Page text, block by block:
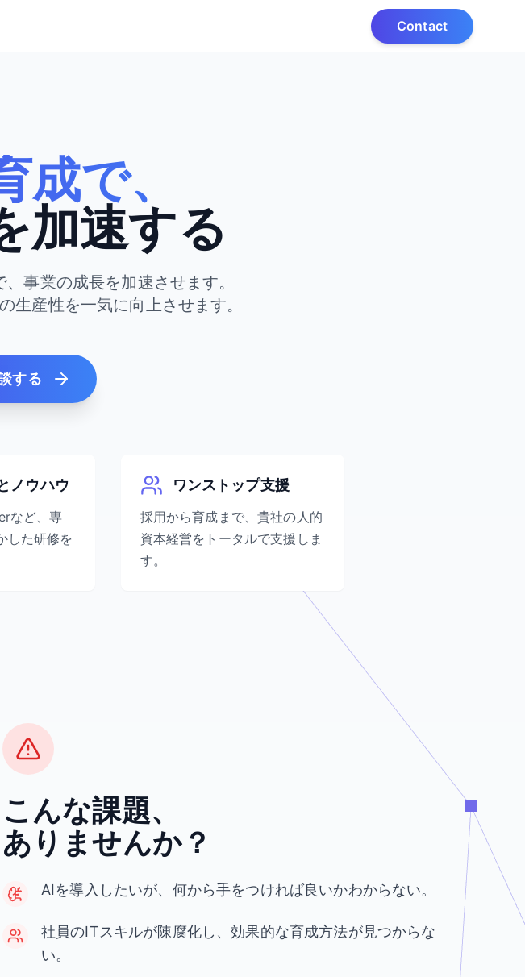
Contact
で、
加速する
事業の成長を加速させます。
生産性を一気に向上させます。
する
ノウハウ
など、専
した研修を
ワンストップ支援
採用から育成まで、貴社の人的
資本経営をトータルで支援しま
す。
こんな課題、
ありませんか？
AIを導入したいが、何から手をつければ良いかわからない。
社員のITスキルが陳腐化し、効果的な育成方法が見つからな
い。